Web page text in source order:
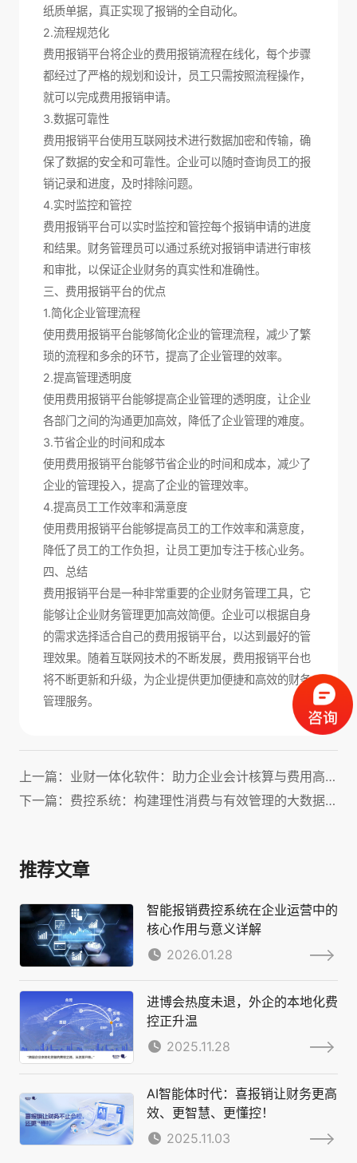
纸质单据，真正实现了报销的全自动化。
2.流程规范化
费用报销平台将企业的费用报销流程在线化，每个步骤
都经过了严格的规划和设计，员工只需按照流程操作，
就可以完成费用报销申请。
3.数据可靠性
费用报销平台使用互联网技术进行数据加密和传输，确
保了数据的安全和可靠性。企业可以随时查询员工的报
销记录和进度，及时排除问题。
4.实时监控和管控
费用报销平台可以实时监控和管控每个报销申请的进度
和结果。财务管理员可以通过系统对报销申请进行审核
和审批，以保证企业财务的真实性和准确性。
三、费用报销平台的优点
1.简化企业管理流程
使用费用报销平台能够简化企业的管理流程，减少了繁
琐的流程和多余的环节，提高了企业管理的效率。
2.提高管理透明度
使用费用报销平台能够提高企业管理的透明度，让企业
各部门之间的沟通更加高效，降低了企业管理的难度。
3.节省企业的时间和成本
使用费用报销平台能够节省企业的时间和成本，减少了
企业的管理投入，提高了企业的管理效率。
4.提高员工工作效率和满意度
使用费用报销平台能够提高员工的工作效率和满意度，
降低了员工的工作负担，让员工更加专注于核心业务。
四、总结
费用报销平台是一种非常重要的企业财务管理工具，它
能够让企业财务管理更加高效简便。企业可以根据自身
的需求选择适合自己的费用报销平台，以达到最好的管
理效果。随着互联网技术的不断发展，费用报销平台也
将不断更新和升级，为企业提供更加便捷和高效的财务
管理服务。
上一篇：业财一体化软件：助力企业会计核算与费用高效管理！
下一篇：费控系统：构建理性消费与有效管理的大数据平台
推荐文章
智能报销费控系统在企业运营中的
核心作用与意义详解
2026.01.28
进博会热度未退，外企的本地化费
控正升温
2025.11.28
AI智能体时代：喜报销让财务更高
效、更智慧、更懂控！
2025.11.03